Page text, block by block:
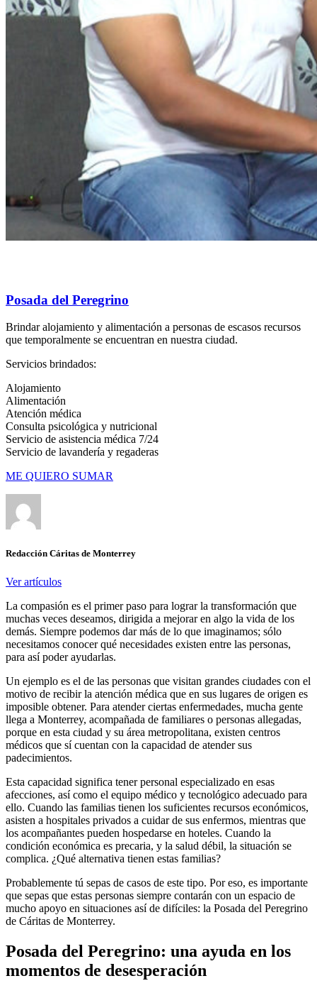
Posada del Peregrino
Brindar alojamiento y alimentación a personas de escasos recursos
que temporalmente se encuentran en nuestra ciudad.
Servicios brindados:
Alojamiento
Alimentación
Atención médica
Consulta psicológica y nutricional
Servicio de asistencia médica 7/24
Servicio de lavandería y regaderas
ME QUIERO SUMAR
Redacción Cáritas de Monterrey
Ver artículos
La compasión es el primer paso para lograr la transformación que
muchas veces deseamos, dirigida a mejorar en algo la vida de los
demás. Siempre podemos dar más de lo que imaginamos; sólo
necesitamos conocer qué necesidades existen entre las personas,
para así poder ayudarlas.
Un ejemplo es el de las personas que visitan grandes ciudades con el
motivo de recibir la atención médica que en sus lugares de origen es
imposible obtener. Para atender ciertas enfermedades, mucha gente
llega a Monterrey, acompañada de familiares o personas allegadas,
porque en esta ciudad y su área metropolitana, existen centros
médicos que sí cuentan con la capacidad de atender sus
padecimientos.
Esta capacidad significa tener personal especializado en esas
afecciones, así como el equipo médico y tecnológico adecuado para
ello. Cuando las familias tienen los suficientes recursos económicos,
asisten a hospitales privados a cuidar de sus enfermos, mientras que
los acompañantes pueden hospedarse en hoteles. Cuando la
condición económica es precaria, y la salud débil, la situación se
complica. ¿Qué alternativa tienen estas familias?
Probablemente tú sepas de casos de este tipo. Por eso, es importante
que sepas que estas personas siempre contarán con un espacio de
mucho apoyo en situaciones así de difíciles: la Posada del Peregrino
de Cáritas de Monterrey.
Posada del Peregrino: una ayuda en los
momentos de desesperación